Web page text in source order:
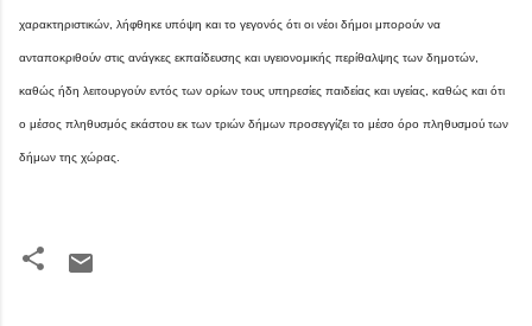
χαρακτηριστικών, λήφθηκε υπόψη και το γεγονός ότι οι νέοι δήμοι μπορούν να
ανταποκριθούν στις ανάγκες εκπαίδευσης και υγειονομικής περίθαλψης των δημοτών,
καθώς ήδη λειτουργούν εντός των ορίων τους υπηρεσίες παιδείας και υγείας, καθώς και ότι
ο μέσος πληθυσμός εκάστου εκ των τριών δήμων προσεγγίζει το μέσο όρο πληθυσμού των
δήμων της χώρας.